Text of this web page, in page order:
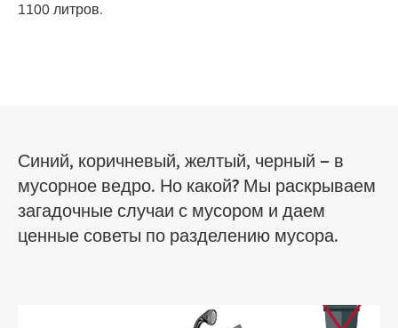
1100 литров.
Синий, коричневый, желтый, черный – в
мусорное ведро. Но какой? Мы раскрываем
загадочные случаи с мусором и даем
ценные советы по разделению мусора.